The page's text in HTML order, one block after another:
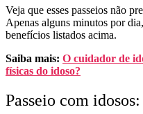
Veja que esses passeios não
Apenas alguns minutos por
benefícios listados acima.
Saiba mais: O cuidador de
físicas do idoso?
Passeio com